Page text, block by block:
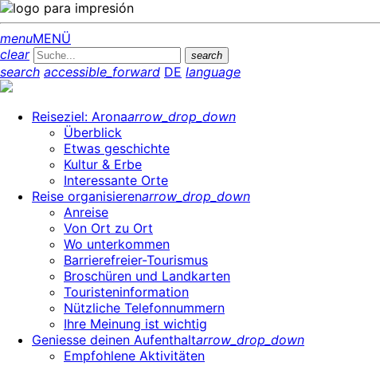
menuMENÜ
clear
search
search accessible_forward DE language
Reiseziel: Aronaarrow_drop_down
Überblick
Etwas geschichte
Kultur & Erbe
Interessante Orte
Reise organisierenarrow_drop_down
Anreise
Von Ort zu Ort
Wo unterkommen
Barrierefreier-Tourismus
Broschüren und Landkarten
Touristeninformation
Nützliche Telefonnummern
Ihre Meinung ist wichtig
Geniesse deinen Aufenthaltarrow_drop_down
Empfohlene Aktivitäten